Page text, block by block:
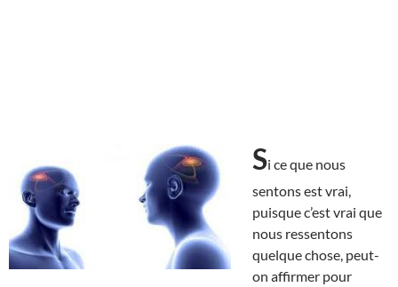
Si ce que nous
sentons est vrai,
puisque c’est vrai que
nous ressentons
quelque chose, peut-
on affirmer pour